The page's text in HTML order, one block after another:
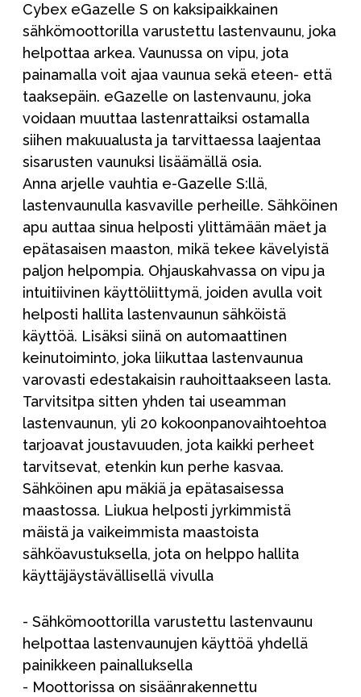
Cybex eGazelle S on kaksipaikkainen
sähkömoottorilla varustettu lastenvaunu, joka
helpottaa arkea. Vaunussa on vipu, jota
painamalla voit ajaa vaunua sekä eteen- että
taaksepäin. eGazelle on lastenvaunu, joka
voidaan muuttaa lastenrattaiksi ostamalla
siihen makuualusta ja tarvittaessa laajentaa
sisarusten vaunuksi lisäämällä osia.
Anna arjelle vauhtia e-Gazelle S:llä,
lastenvaunulla kasvaville perheille. Sähköinen
apu auttaa sinua helposti ylittämään mäet ja
epätasaisen maaston, mikä tekee kävelyistä
paljon helpompia. Ohjauskahvassa on vipu ja
intuitiivinen käyttöliittymä, joiden avulla voit
helposti hallita lastenvaunun sähköistä
käyttöä. Lisäksi siinä on automaattinen
keinutoiminto, joka liikuttaa lastenvaunua
varovasti edestakaisin rauhoittaakseen lasta.
Tarvitsitpa sitten yhden tai useamman
lastenvaunun, yli 20 kokoonpanovaihtoehtoa
tarjoavat joustavuuden, jota kaikki perheet
tarvitsevat, etenkin kun perhe kasvaa.
Sähköinen apu mäkiä ja epätasaisessa
maastossa. Liukua helposti jyrkimmistä
mäistä ja vaikeimmista maastoista
sähköavustuksella, jota on helppo hallita
käyttäjäystävällisellä vivulla
- Sähkömoottorilla varustettu lastenvaunu
helpottaa lastenvaunujen käyttöä yhdellä
painikkeen painalluksella
- Moottorissa on sisäänrakennettu